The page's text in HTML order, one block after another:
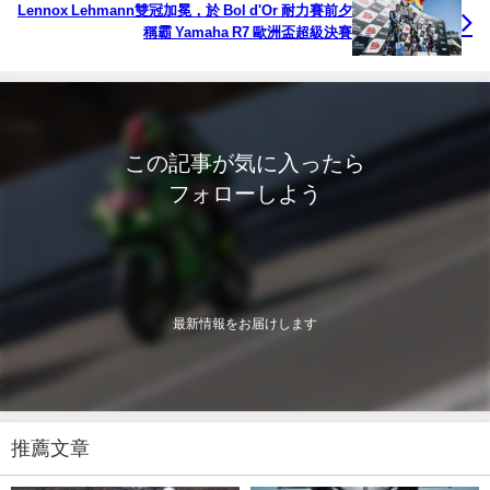
Lennox Lehmann雙冠加冕，於 Bol d'Or 耐力賽前夕
稱霸 Yamaha R7 歐洲盃超級決賽
この記事が気に入ったら
フォローしよう
最新情報をお届けします
推薦文章